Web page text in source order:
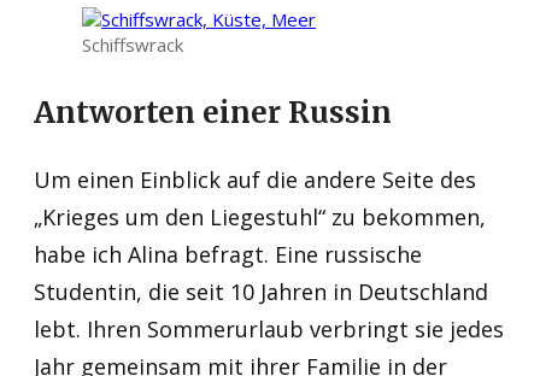
Schiffswrack
Antworten einer Russin
Um einen Einblick auf die andere Seite des
„Krieges um den Liegestuhl“ zu bekommen,
habe ich Alina befragt. Eine russische
Studentin, die seit 10 Jahren in Deutschland
lebt. Ihren Sommerurlaub verbringt sie jedes
Jahr gemeinsam mit ihrer Familie in der